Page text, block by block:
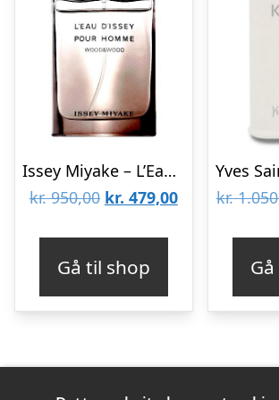
Issey Miyake – L’Eau D’Issey Pour Homme Wood & Wood – 100 ml – Edp
kr.950,00 Den
kr. 950,00.
kr. 479,00Den
kr. 479,00.
Gå til shop
kr.